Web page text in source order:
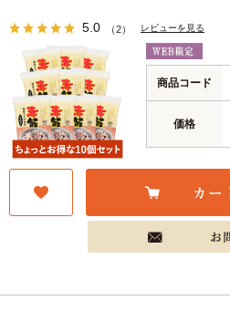
5.0 （2） レビューを見る
商品コード
価格